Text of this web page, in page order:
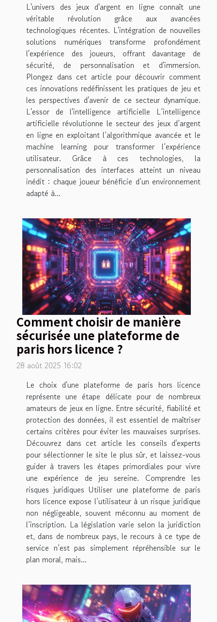
L'univers des jeux d'argent en ligne connaît une
véritable révolution grâce aux avancées
technologiques récentes. L'intégration de nouvelles
solutions numériques transforme profondément
l'expérience des joueurs, offrant davantage de
sécurité, de personnalisation et d'immersion.
Plongez dans cet article pour découvrir comment
ces innovations redéfinissent les pratiques de jeu et
les perspectives d'avenir de ce secteur dynamique.
L'essor de l'intelligence artificielle L’intelligence
artificielle révolutionne le secteur des jeux d’argent
en ligne en exploitant l’algorithmique avancée et le
machine learning pour transformer l’expérience
utilisateur. Grâce à ces technologies, la
personnalisation des interfaces atteint un niveau
inédit : chaque joueur bénéficie d’un environnement
adapté à...
Comment choisir de manière
sécurisée une plateforme de
paris hors licence ?
28 août 2025 16:02
Le choix d'une plateforme de paris hors licence
représente une étape délicate pour de nombreux
amateurs de jeux en ligne. Entre sécurité, fiabilité et
protection des données, il est essentiel de maîtriser
certains critères pour éviter les mauvaises surprises.
Découvrez dans cet article les conseils d'experts
pour sélectionner le site le plus sûr, et laissez-vous
guider à travers les étapes primordiales pour vivre
une expérience de jeu sereine. Comprendre les
risques juridiques Utiliser une plateforme de paris
hors licence expose l’utilisateur à un risque juridique
non négligeable, souvent méconnu au moment de
l’inscription. La législation varie selon la juridiction
et, dans de nombreux pays, le recours à ce type de
service n’est pas simplement répréhensible sur le
plan moral, mais...